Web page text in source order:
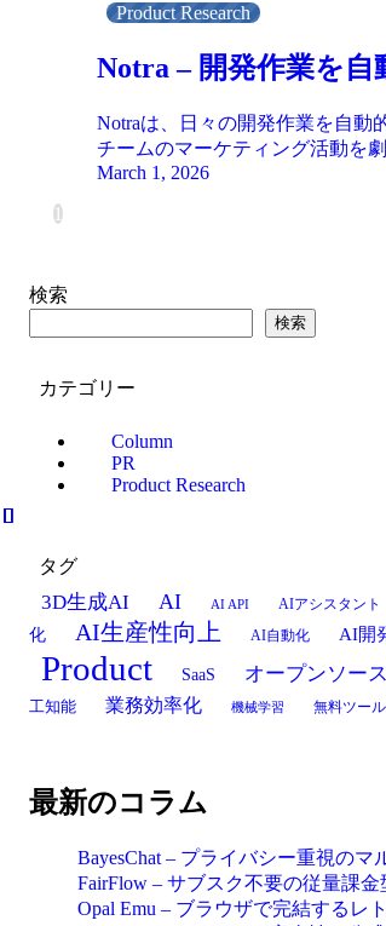
Product Research
Notra – 開発作業を
Notraは、日々の開発作業を自動
チームのマーケティング活動を
March 1, 2026
1
検索
検索
カテゴリー
Column
PR
Product Research
タグ
3D生成AI AI AI API AIアシスタント
化
AI生産性向上 AI自動化 AI開
Product SaaS オープンソース
工知能
業務効率化 機械学習 無料ツール
最新のコラム
BayesChat – プライバシー重視の
FairFlow – サブスク不要の従量課
Opal Emu – ブラウザで完結するレ